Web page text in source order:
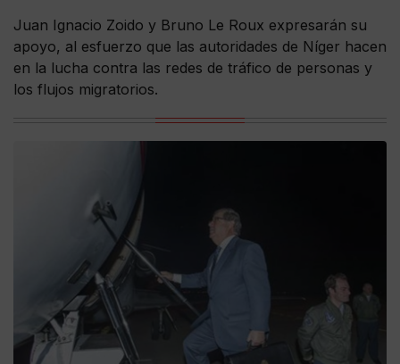
Juan Ignacio Zoido y Bruno Le Roux expresarán su
apoyo, al esfuerzo que las autoridades de Níger hacen
en la lucha contra las redes de tráfico de personas y
los flujos migratorios.